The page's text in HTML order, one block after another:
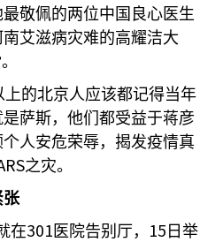
敬佩的两位中国良心医生
艾滋病灾难的高耀洁大
上的北京人应该都记得当年
萨斯，他们都受益于蒋彦
人安危荣辱，揭发疫情真
之灾。
张
在301 医院告别厅， 15 日举